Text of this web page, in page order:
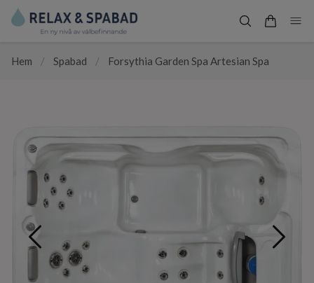
Hem / Spabad / Forsythia Garden Spa Artesian Spa